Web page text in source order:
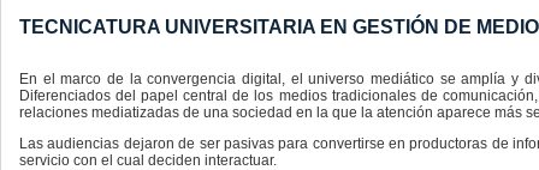
TECNICATURA UNIVERSITARIA EN GESTIÓN DE
En el marco de la convergencia digital, el universo mediático se amplía y
Diferenciados del papel central de los medios tradicionales de
relaciones mediatizadas de una sociedad en la que la atención aparece más
Las audiencias dejaron de ser pasivas para convertirse en productoras de
servicio con el cual deciden interactuar.